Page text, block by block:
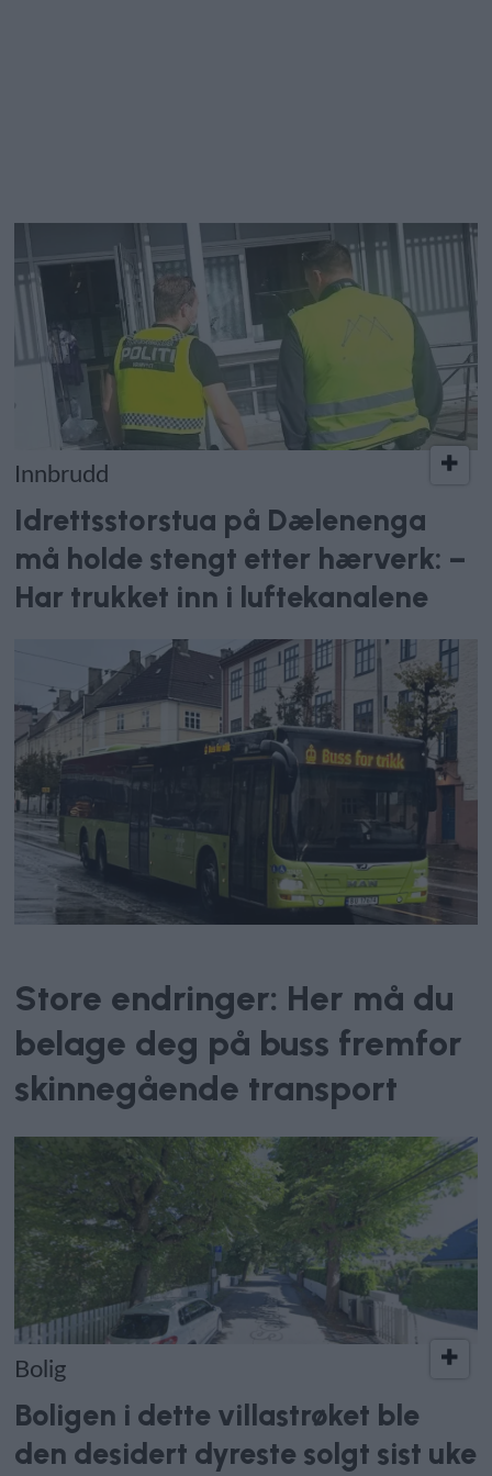
Innbrudd
Idrettsstorstua på Dælenenga
må holde stengt etter hærverk: –
Har trukket inn i luftekanalene
Store endringer: Her må du
belage deg på buss fremfor
skinnegående transport
Bolig
Boligen i dette villastrøket ble
den desidert dyreste solgt sist uke